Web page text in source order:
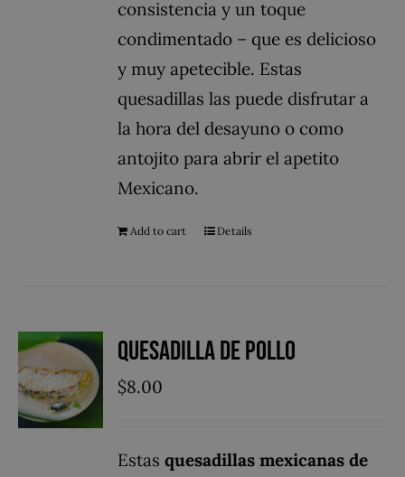
consistencia y un toque
condimentado – que es delicioso
y muy apetecible. Estas
quesadillas las puede disfrutar a
la hora del desayuno o como
antojito para abrir el apetito
Mexicano.
Add to cart Details
Quesadilla de Pollo
$8.00
Estasquesadillas mexicanas de